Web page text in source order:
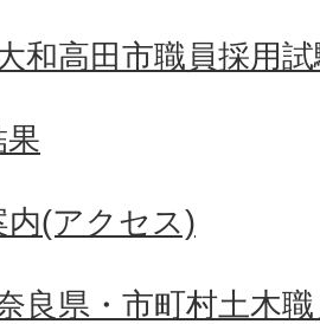
和高田市職員採用
果
内(アクセス)
良県・市町村土木